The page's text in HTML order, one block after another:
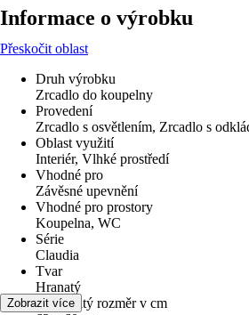
Informace o výrobku
Přeskočit oblast
Druh výrobku
Zrcadlo do koupelny
Provedení
Zrcadlo s osvětlením, Zrcadlo s
Oblast využití
Interiér, Vlhké prostředí
Vhodné pro
Závěsné upevnění
Vhodné pro prostory
Koupelna, WC
Série
Claudia
Tvar
Hranatý
Jmenovitý rozměr v cm
Zobrazit více